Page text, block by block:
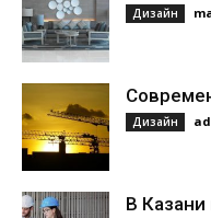
Дизайн
Дизайн
В